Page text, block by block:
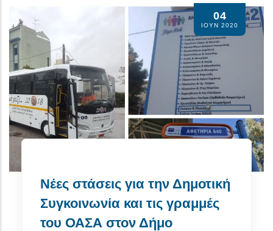
04
ΙΟΥΝ 2020
Νέες στάσεις για την Δημοτική
Συγκοινωνία και τις γραμμές
του ΟΑΣΑ στον Δήμο